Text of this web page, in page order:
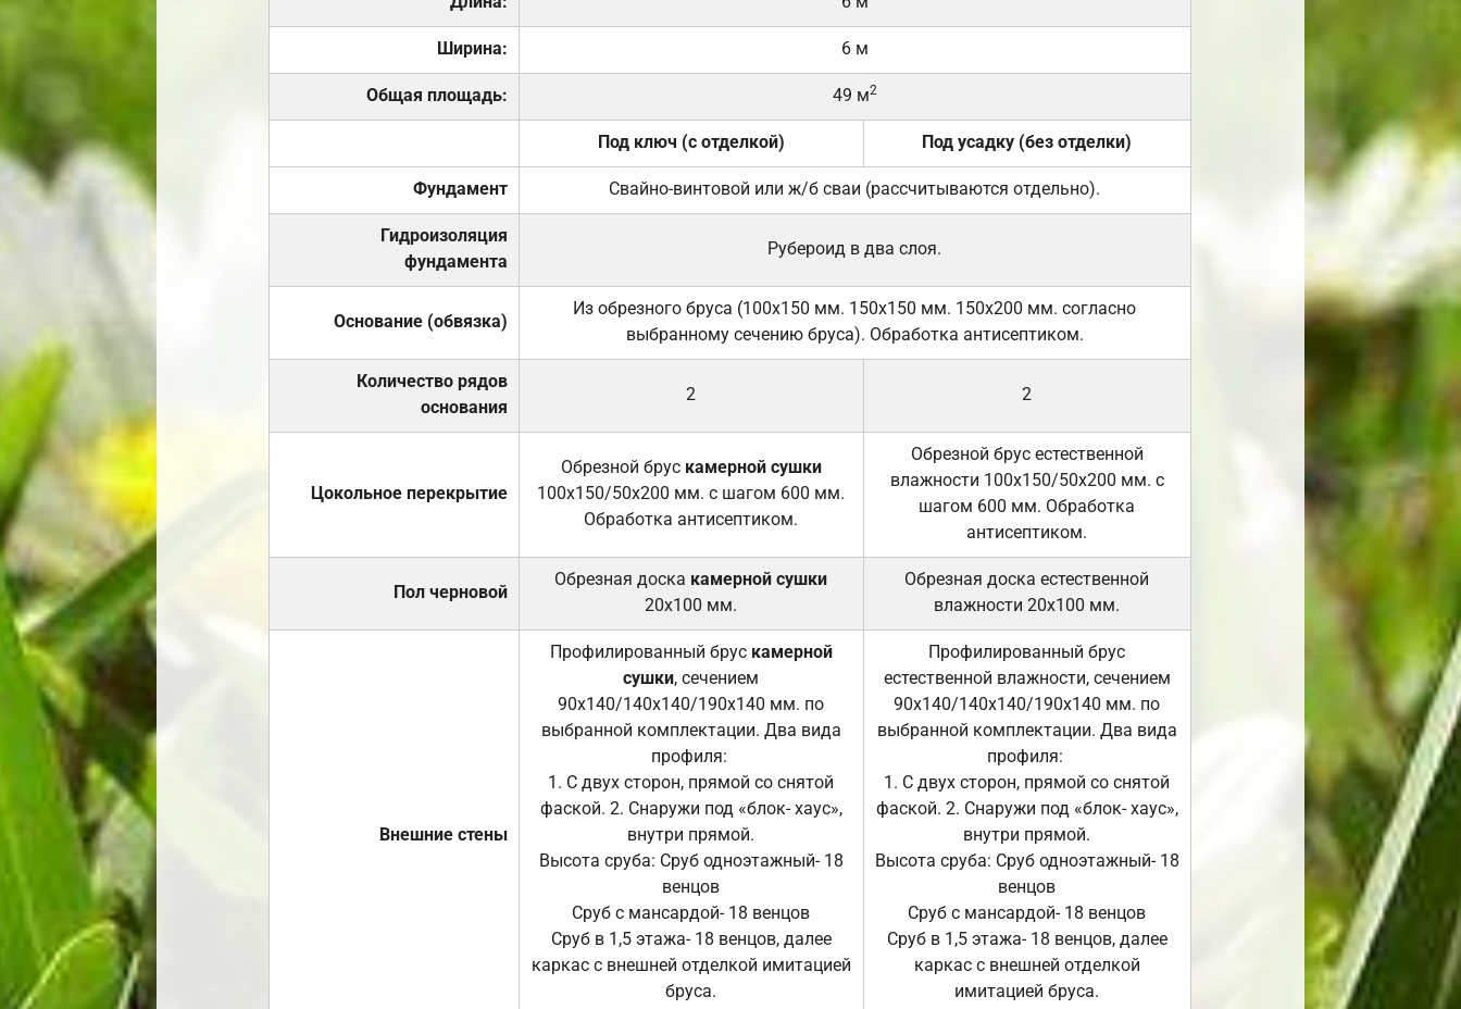
Ширина: 6 м
Общая площадь: 49 м2
Под ключ (с отделкой) Под усадку (без отделки)
Фундамент Свайно-винтовой или ж/б сваи (рассчитываются отдельно).
Гидроизоляция
фундамента
Рубероид в два слоя.
Основание (обвязка)
Из обрезного бруса (100х150 мм. 150х150 мм. 150х200 мм. согласно
выбранному сечению бруса). Обработка антисептиком.
Количество рядов
основания
2 2
Цокольное перекрытие
Обрезной брус камерной сушки
100х150/50х200 мм. с шагом 600 мм.
Обработка антисептиком.
Обрезной брус естественной
влажности 100х150/50х200 мм. с
шагом 600 мм. Обработка
антисептиком.
Пол черновой
Обрезная доска камерной сушки
20х100 мм.
Обрезная доска естественной
влажности 20х100 мм.
Внешние стены
Профилированный брус камерной
сушки, сечением
90х140/140х140/190х140 мм. по
выбранной комплектации. Два вида
профиля:
1. С двух сторон, прямой со снятой
фаской. 2. Снаружи под «блок- хаус»,
внутри прямой.
Высота сруба: Сруб одноэтажный- 18
венцов
Сруб с мансардой- 18 венцов
Сруб в 1,5 этажа- 18 венцов, далее
каркас с внешней отделкой имитацией
бруса.
Профилированный брус
естественной влажности, сечением
90х140/140х140/190х140 мм. по
выбранной комплектации. Два вида
профиля:
1. С двух сторон, прямой со снятой
фаской. 2. Снаружи под «блок- хаус»,
внутри прямой.
Высота сруба: Сруб одноэтажный- 18
венцов
Сруб с мансардой- 18 венцов
Сруб в 1,5 этажа- 18 венцов, далее
каркас с внешней отделкой
имитацией бруса.